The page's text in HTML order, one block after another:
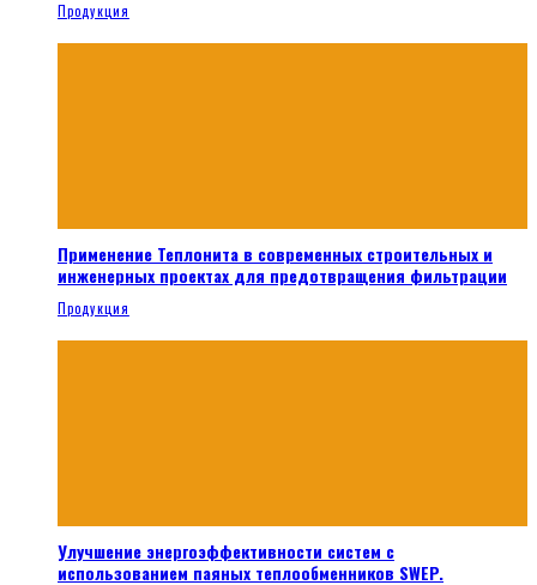
Продукция
Применение Теплонита в современных строительных и
инженерных проектах для предотвращения фильтрации
Продукция
Улучшение энергоэффективности систем с
использованием паяных теплообменников SWEP.